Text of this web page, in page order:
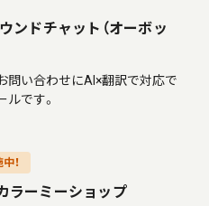
ンドチャット（オーボッ
問い合わせにAI×翻訳で対応で
ルです。
！
ーミーショップ